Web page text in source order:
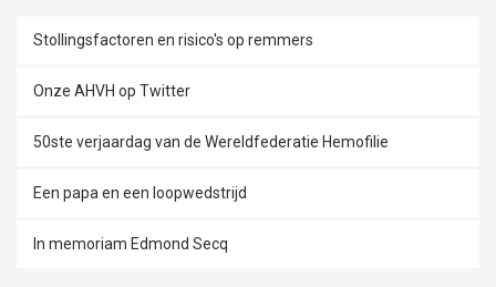
Stollingsfactoren en risico's op remmers
Onze AHVH op Twitter
50ste verjaardag van de Wereldfederatie Hemofilie
Een papa en een loopwedstrijd
In memoriam Edmond Secq